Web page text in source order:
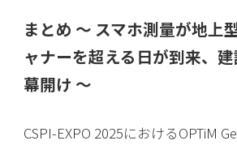
まとめ 〜 スマホ測量が地上
ャナーを超える日が到来、
幕開け 〜
CSPI-EXPO 2025におけるOPTiM